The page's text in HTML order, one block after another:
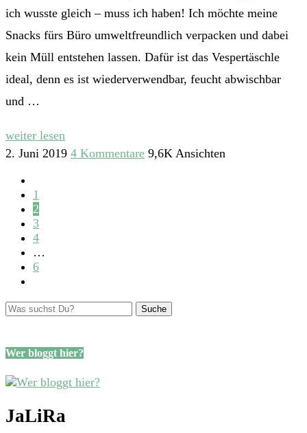
ich wusste gleich – muss ich haben! Ich möchte meine
Snacks fürs Büro umweltfreundlich verpacken und dabei
kein Müll entstehen lassen. Dafür ist das Vespertäschle
ideal, denn es ist wiederverwendbar, feucht abwischbar
und …
weiter lesen
2. Juni 2019 4 Kommentare 9,6K Ansichten
1
2
3
4
…
6
Wer bloggt hier?
JaLiRa